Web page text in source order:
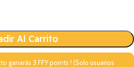
Al Carrito
ganarás 3 FFY points ! (Solo usuarios